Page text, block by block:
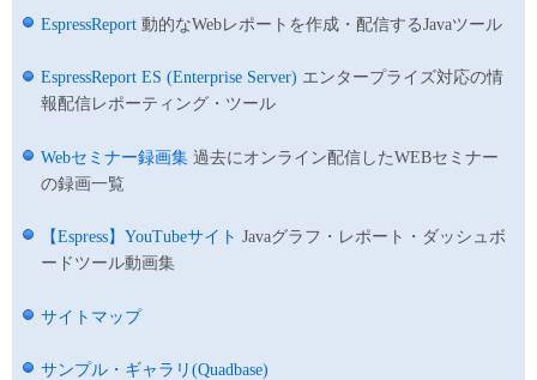
EspressReport 動的なWebレポートを作成・配信するJavaツール
EspressReport ES (Enterprise Server) エンタープライズ対応の情
報配信レポーティング・ツール
Webセミナー録画集 過去にオンライン配信したWEBセミナー
の録画一覧
【Espress】YouTubeサイト Javaグラフ・レポート・ダッシュボ
ードツール動画集
サイトマップ
サンプル・ギャラリ(Quadbase)